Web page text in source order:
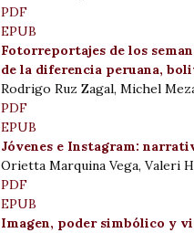
PDF
EPUB
Fotorreportajes de los
de la diferencia peruana,
Rodrigo Ruz Zagal, Michel
PDF
EPUB
Jóvenes e Instagram:
Orietta Marquina Vega, Valeri
PDF
EPUB
Imagen, poder simbólico y